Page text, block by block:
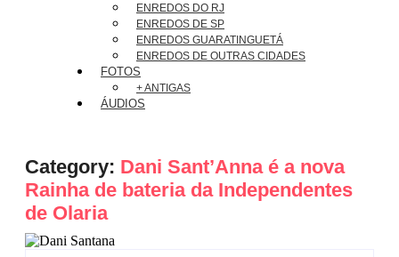
ENREDOS DO RJ
ENREDOS DE SP
ENREDOS GUARATINGUETÁ
ENREDOS DE OUTRAS CIDADES
FOTOS
+ ANTIGAS
ÁUDIOS
Category: Dani Sant’Anna é a nova
Rainha de bateria da Independentes
de Olaria